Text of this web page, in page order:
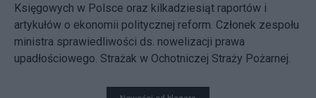
Księgowych w Polsce oraz kilkadziesiąt raportów i
artykułów o ekonomii politycznej reform. Członek zespołu
ministra sprawiedliwości ds. nowelizacji prawa
upadłościowego. Strażak w Ochotniczej Straży Pożarnej.